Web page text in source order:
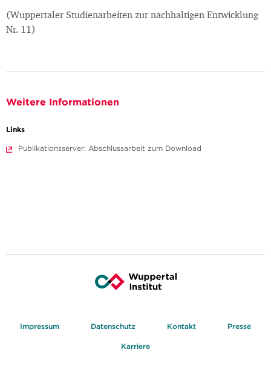
(Wuppertaler Studienarbeiten zur nachhaltigen Entwicklung
Nr. 11)
Weitere Informationen
Links
Publikationsserver: Abschlussarbeit zum Download
Impressum Datenschutz Kontakt Presse
Karriere